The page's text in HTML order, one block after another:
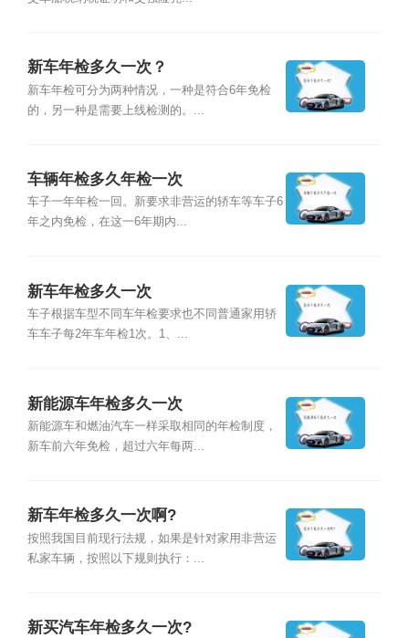
新车年检多久一次？
新车年检可分为两种情况，一种是符合6年免检
的，另一种是需要上线检测的。...
车辆年检多久年检一次
车子一年年检一回。新要求非营运的轿车等车子6
年之内免检，在这一6年期内...
新车年检多久一次
车子根据车型不同车年检要求也不同普通家用轿
车车子每2年车年检1次。1、...
新能源车年检多久一次
新能源车和燃油汽车一样采取相同的年检制度，
新车前六年免检，超过六年每两...
新车年检多久一次啊?
按照我国目前现行法规，如果是针对家用非营运
私家车辆，按照以下规则执行：...
新买汽车年检多久一次?